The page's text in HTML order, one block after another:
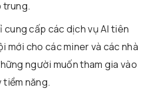
trung.
cung cấp các dịch vụ AI tiên
mới cho các miner và các nhà
người muốn tham gia vào
năng.